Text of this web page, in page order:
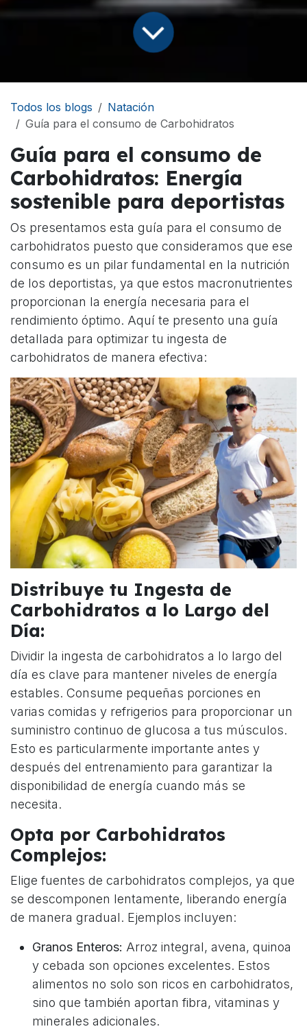
Todos los blogs
Natación
Guía para el consumo de Carbohidratos
Guía para el consumo de
Carbohidratos: Energía
sostenible para deportistas
Os presentamos esta guía para el consumo de
carbohidratos puesto que consideramos que ese
consumo es un pilar fundamental en la nutrición
de los deportistas, ya que estos macronutrientes
proporcionan la energía necesaria para el
rendimiento óptimo. Aquí te presento una guía
detallada para optimizar tu ingesta de
carbohidratos de manera efectiva:
Distribuye tu Ingesta de
Carbohidratos a lo Largo del
Día:
Dividir la ingesta de carbohidratos a lo largo del
día es clave para mantener niveles de energía
estables. Consume pequeñas porciones en
varias comidas y refrigerios para proporcionar un
suministro continuo de glucosa a tus músculos.
Esto es particularmente importante antes y
después del entrenamiento para garantizar la
disponibilidad de energía cuando más se
necesita.
Opta por Carbohidratos
Complejos:
Elige fuentes de carbohidratos complejos, ya que
se descomponen lentamente, liberando energía
de manera gradual. Ejemplos incluyen:
Granos Enteros: Arroz integral, avena, quinoa
y cebada son opciones excelentes. Estos
alimentos no solo son ricos en carbohidratos,
sino que también aportan fibra, vitaminas y
minerales adicionales.